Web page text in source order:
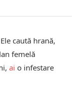
caută hrană,
femelă
ai o infestare